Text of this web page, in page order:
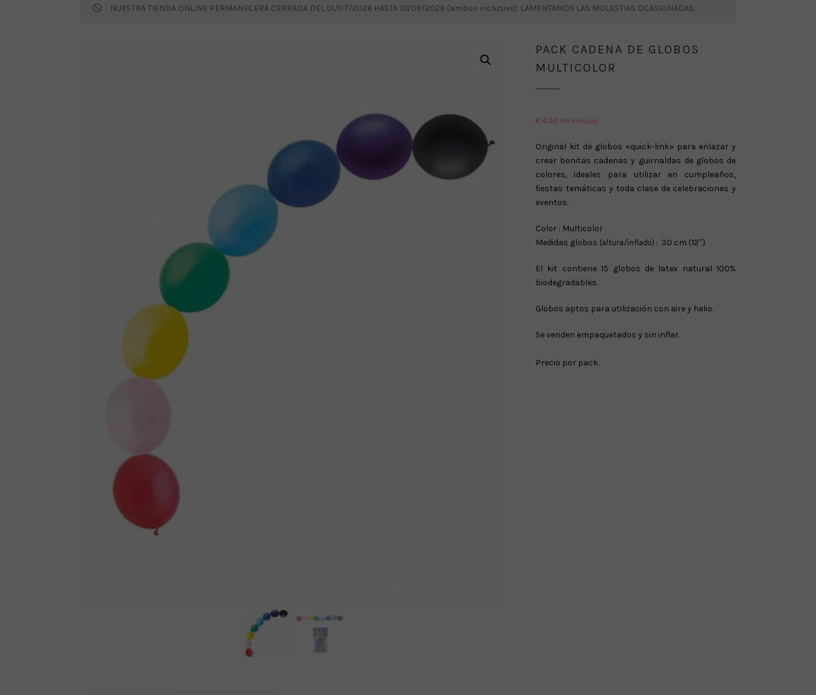
NUESTRA TIENDA ONLINE PERMANECERÁ CERRADA DEL 01/07/2026 HASTA 01/09/2026 (ambos inclusive). LAMENTAMOS LAS MOLESTIAS OCASIONADAS.
PACK CADENA DE GLOBOS
MULTICOLOR
€4.90 IVA Incluido
Original kit de globos «quick-link» para enlazar y
crear bonitas cadenas y guirnaldas de globos de
colores, ideales para utilizar en cumpleaños,
fiestas temáticas y toda clase de celebraciones y
eventos.
Color : Multicolor
Medidas globos (altura/inflado) : 30 cm (12″)
El kit contiene 15 globos de latex natural 100%
biodegradables.
Globos aptos para utilización con aire y helio.
Se venden empaquetados y sin inflar.
Precio por pack.